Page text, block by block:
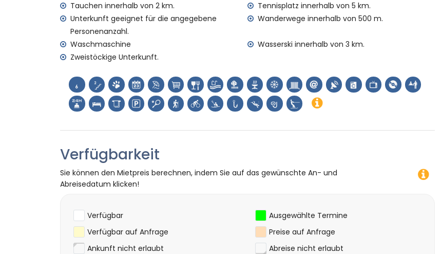
Ausstattungen und Dienstleistungen gegen Aufpreis
Heizung und Klimaanlage
Zusätzliche Betten und Kinderbetten/Kinderreisebetten (auf Anfrage)
Unterhaltung und Freizeitaktivitäten für Ihren Urlaub in Denia, Costa Blanca
Sehenswürdigkeiten und Kultur in Denia, Costa Blanca
Museum, Kirche und Schloss (innerhalb von 5 Kilometern von der Unterkunft)
Tennis, Kajakfahren, Angeln, Tauchen, Schnorcheln und Wasserski (innerhalb von 5 Kilometern von
der Villa)
Golf (La Sella), Reiten, Surfen und Windsurfen (innerhalb von 10 Kilometern von der Villa)
Tauchen innerhalb von 2 km.
Tennisplatz innerhalb von 5 km.
Unterkunft geeignet für die angegebene
Personenanzahl.
Wanderwege innerhalb von 500 m.
Waschmaschine
Wasserski innerhalb von 3 km.
Zweistöckige Unterkunft.
Verfügbarkeit
Sie können den Mietpreis berechnen, indem Sie auf das gewünschte An- und
Abreisedatum klicken!
Verfügbar
Ausgewählte Termine
Verfügbar auf Anfrage
Preise auf Anfrage
Ankunft nicht erlaubt
Abreise nicht erlaubt